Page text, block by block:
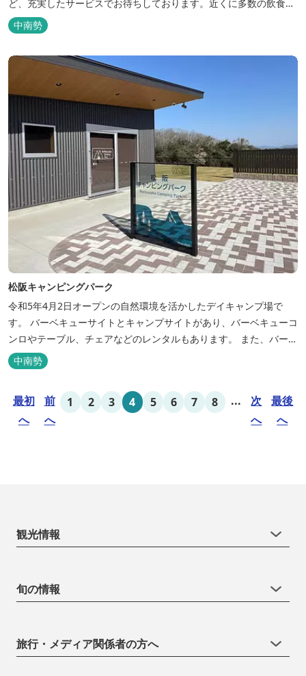
ど、充実したサービスでお待ちしております。近くに多数の飲食店
や物販店もあります。
中南勢
松阪キャンピングパーク
令和5年4月2日オープンの自然環境を活かしたデイキャンプ場で
す。 バーベキューサイトとキャンプサイトがあり、バーベキューコ
ンロやテーブル、チェアなどのレンタルもあります。 また、バーベ
キューサイトは屋根があり雨でも利用いただけます！ 皆さん、ぜひ
ご利用ください！
中南勢
最初
へ
前
へ
1 2 3 4 5 6 7 8 ...
次
へ
最後
へ
観光情報
旬の情報
旅行・メディア関係者の方へ